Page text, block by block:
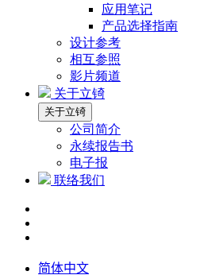
应用笔记
产品选择指南
设计参考
相互参照
影片频道
关于立锜
关于立锜
公司简介
永续报告书
电子报
联络我们
简体中文